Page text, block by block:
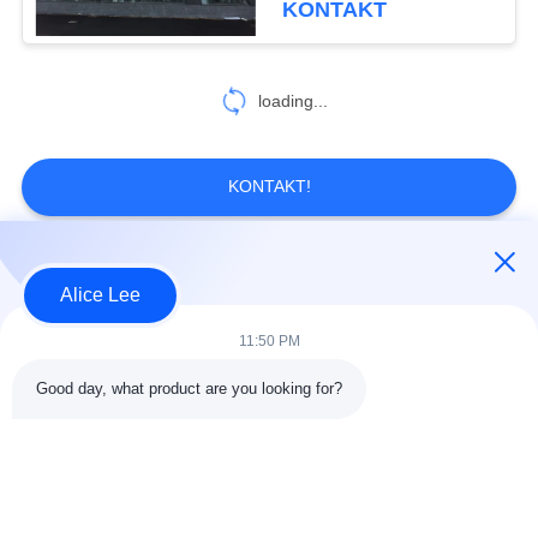
KONTAKT
loading...
KONTAKT!
Beliebte Kategorien
Stahlkonstruktionsbau
Werkstatt
Alice Lee
11:50 PM
Good day, what product are you looking for?